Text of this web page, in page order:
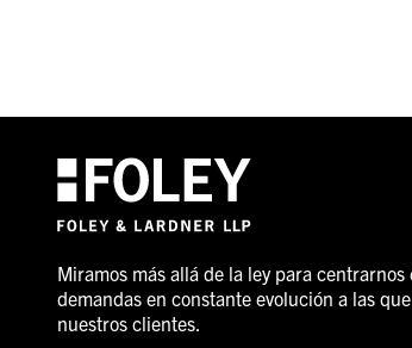
Miramos más allá de la ley para centrarnos
demandas en constante evolución a las
nuestros clientes.